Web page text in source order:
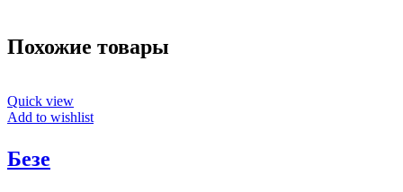
Похожие товары
Quick view
Add to wishlist
Безе